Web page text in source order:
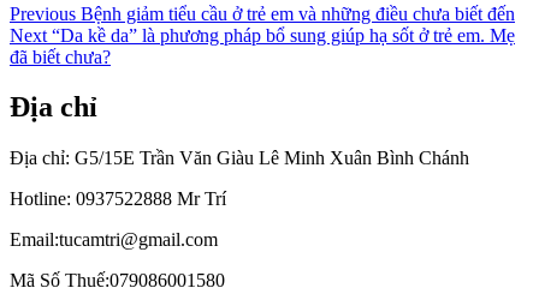
Điều
hướng
viết
Previous Previous
post:
Bệnh giảm tiểu cầu ở trẻ em và những điều chưa biết đến
Next Next
post:
“Da kề da” là phương pháp bổ sung giúp hạ sốt ở trẻ em. Mẹ
đã biết chưa?
Địa chỉ
Địa chỉ: G5/15E Trần Văn Giàu Lê Minh Xuân Bình Chánh
Hotline: 0937522888 Mr Trí
Email:tucamtri@gmail.com
Mã Số Thuế:079086001580